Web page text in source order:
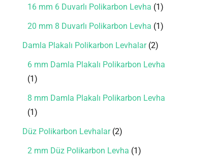
16 mm 6 Duvarlı Polikarbon Levha 1
20 mm 8 Duvarlı Polikarbon Levha 1
Damla Plakalı Polikarbon Levhalar 2
6 mm Damla Plakalı Polikarbon Levha
1
8 mm Damla Plakalı Polikarbon Levha
1
Düz Polikarbon Levhalar 2
2 mm Düz Polikarbon Levha 1